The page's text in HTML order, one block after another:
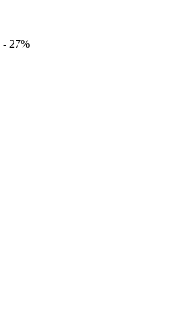
- 27%